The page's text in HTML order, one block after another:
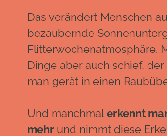
Das verändert Menschen
bezaubernde
Flitterwochenatmosphäre.
Dinge aber auch schief,
man gerät in einen
Und manchmalerkennt
mehr und nimmt diese